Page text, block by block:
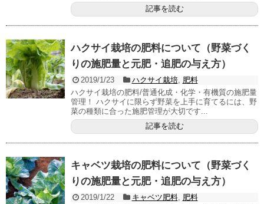
記事を読む
ハクサイ栽培の肥料について（野菜づく
りの施肥量と元肥・追肥の与え方）
2019/1/23 ハクサイ栽培,
肥料
ハクサイ栽培の肥料/普通化成・化学・有機質の施肥量
管理！ ハクサイに限らず野菜を上手に育てるには、野
菜の種類に合った施肥管理が大切です...
記事を読む
キャベツ栽培の肥料について（野菜づく
りの施肥量と元肥・追肥の与え方）
2019/1/22 キャベツ肥料,
肥料